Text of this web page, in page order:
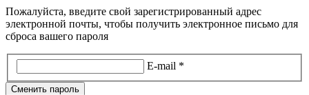
Пожалуйста, введите свой зарегистрированный адрес
электронной почты, чтобы получить электронное письмо для
сброса вашего пароля
E-mail *
Сменить пароль